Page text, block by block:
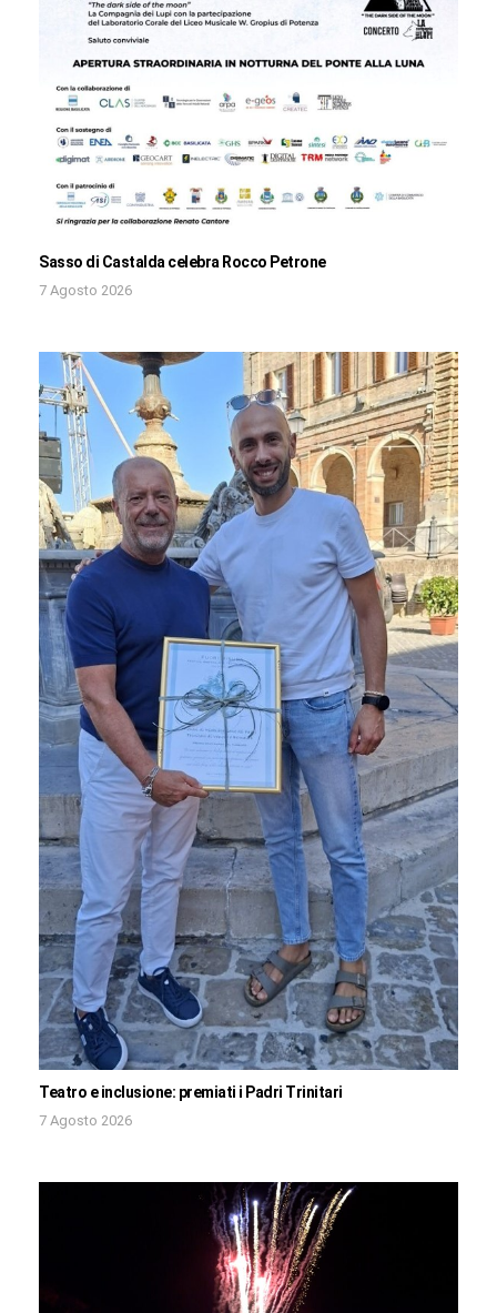
Sasso di Castalda celebra Rocco Petrone
7 Agosto 2026
Teatro e inclusione: premiati i Padri Trinitari
7 Agosto 2026